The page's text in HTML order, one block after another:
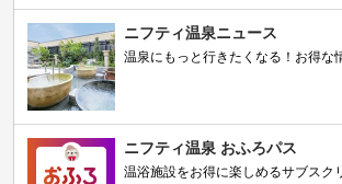
ニフティ温泉ニュース
温泉にもっと行きたくなる！お得な
ニフティ温泉 おふろパス
温浴施設をお得に楽しめるサブスク